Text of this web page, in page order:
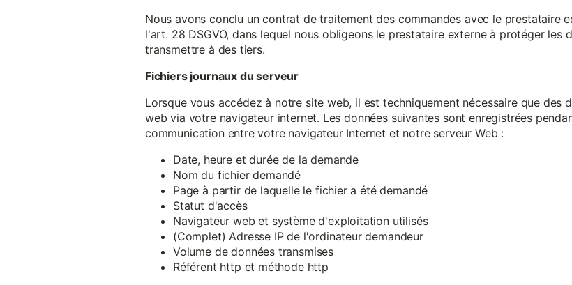
Nous avons conclu un contrat de traitement des commandes avec le prestataire
l'art. 28 DSGVO, dans lequel nous obligeons le prestataire externe à protéger les
transmettre à des tiers.
Fichiers journaux du serveur
Lorsque vous accédez à notre site web, il est techniquement nécessaire que des
web via votre navigateur internet. Les données suivantes sont enregistrées
communication entre votre navigateur Internet et notre serveur Web :
Date, heure et durée de la demande
Nom du fichier demandé
Page à partir de laquelle le fichier a été demandé
Statut d'accès
Navigateur web et système d'exploitation utilisés
(Complet) Adresse IP de l'ordinateur demandeur
Volume de données transmises
Référent http et méthode http